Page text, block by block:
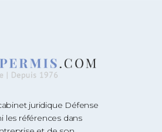
juridique Défense
les références dans